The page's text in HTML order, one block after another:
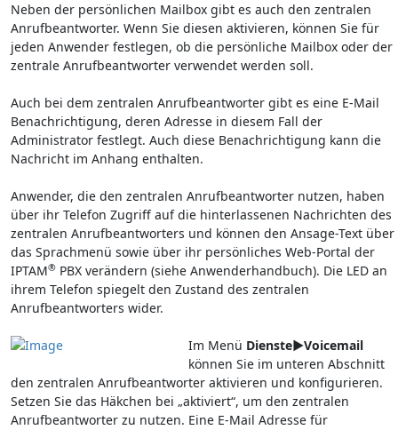
Neben der persönlichen Mailbox gibt es auch den zentralen
Anrufbeantworter. Wenn Sie diesen aktivieren, können Sie für
jeden Anwender festlegen, ob die persönliche Mailbox oder der
zentrale Anrufbeantworter verwendet werden soll.
Auch bei dem zentralen Anrufbeantworter gibt es eine E-Mail
Benachrichtigung, deren Adresse in diesem Fall der
Administrator festlegt. Auch diese Benachrichtigung kann die
Nachricht im Anhang enthalten.
Anwender, die den zentralen Anrufbeantworter nutzen, haben
über ihr Telefon Zugriff auf die hinterlassenen Nachrichten des
zentralen Anrufbeantworters und können den Ansage-Text über
das Sprachmenü sowie über ihr persönliches Web-Portal der
IPTAM® PBX verändern (siehe Anwenderhandbuch). Die LED an
ihrem Telefon spiegelt den Zustand des zentralen
Anrufbeantworters wider.
Im Menü Dienste►Voicemail
können Sie im unteren Abschnitt
den zentralen Anrufbeantworter aktivieren und konfigurieren.
Setzen Sie das Häkchen bei „aktiviert“, um den zentralen
Anrufbeantworter zu nutzen. Eine E-Mail Adresse für